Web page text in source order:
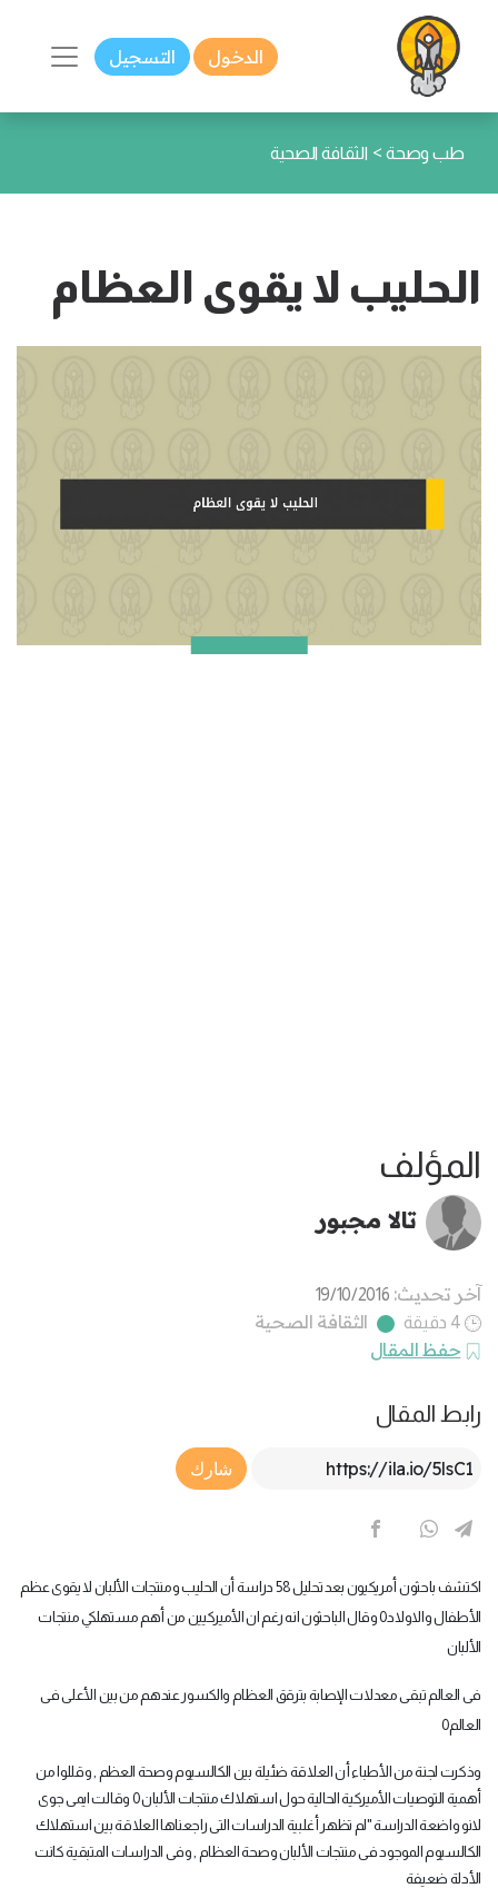
الدخول التسجيل
طب وصحة > الثقافة الصحية
الحليب لا يقوى العظام
المؤلف
تالا مجبور
آخر تحديث: 19/10/2016
4 دقيقة
الثقافة الصحية
حفظ المقال
رابط المقال
Article Link
شارك
اكتشف باحثون أمريكيون بعد تحليل 58 دراسة أن الحليب ومنتجات الألبان لا يقوى عظم
الأطفال والاولاد0 وقال الباحثون انه رغم ان الأميركيين من أهم مستهلكي منتجات
الألبان
فى العالم تبقى معدلات الإصابة بترقق العظام والكسور عندهم من بين الأعلى فى
العالم0
وذكرت لجنة من الأطباء أن العلاقة ضئيلة بين الكالسيوم وصحة العظم , وقللوا من
أهمية التوصيات الأميركية الحالية حول استهلاك منتجات الألبان 0 وقالت ايمى جوى
لانو واضعة الدراسة "لم تظهر أغلبية الدراسات التى راجعناها العلاقة بين استهلاك
الكالسيوم الموجود فى منتجات الألبان وصحة العظام , وفى الدراسات المتبقية كانت
الأدلة ضعيفة